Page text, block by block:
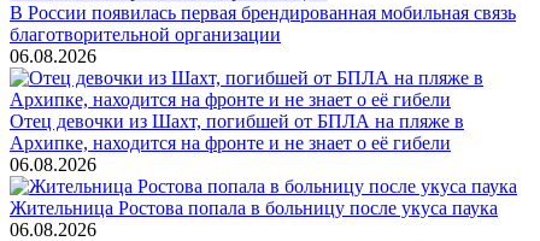
В России появилась первая брендированная мобильная связь
благотворительной организации
06.08.2026
Отец девочки из Шахт, погибшей от БПЛА на пляже в
Архипке, находится на фронте и не знает о её гибели
06.08.2026
Жительница Ростова попала в больницу после укуса паука
06.08.2026